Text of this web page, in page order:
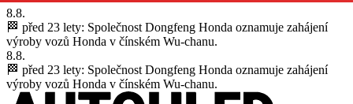
8.8.
🏁 před 23 lety: Společnost Dongfeng Honda oznamuje zahájení
výroby vozů Honda v čínském Wu-chanu.
8.8.
🏁 před 23 lety: Společnost Dongfeng Honda oznamuje zahájení
výroby vozů Honda v čínském Wu-chanu.